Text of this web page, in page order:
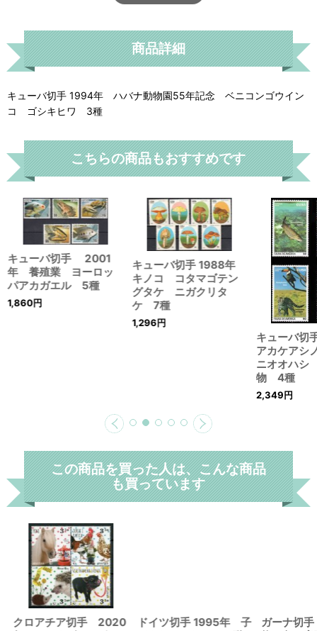
商品詳細
キューバ切手 1994年 ハバナ動物園55年記念 ベニコンゴウイン
コ ゴシキヒワ 3種
こちらの商品もおすすめです
キューバ切手 2001
年 養殖業 ヨーロッ
パアカガエル 5種
1,860円
キューバ切手 1988年
キノコ コタマゴテン
グタケ ニガクリタ
ケ 7種
1,296円
キューバ
アカケアシ
ニオオハ
物 4種
2,349円
この商品を買った人は、こんな商品
も買っています
クロアチア切手 2020
ドイツ切手 1995年 子
ガーナ切